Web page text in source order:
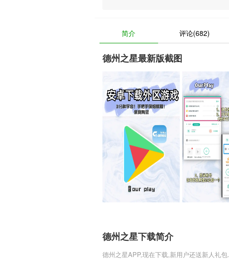
简介 评论(682)
德州之星最新版截图
德州之星下载简介
德州之星APP,现在下载,新用户还送新人礼包.